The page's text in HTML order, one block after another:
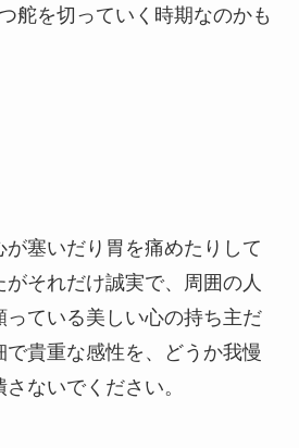
舵を切っていく時期なのかも
が塞いだり胃を痛めたりして
がそれだけ誠実で、周囲の人
っている美しい心の持ち主だ
貴重な感性を、どうか我慢
ないでください。